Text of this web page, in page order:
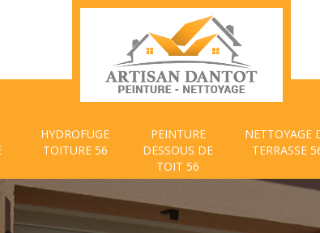
HYDROFUGE
TOITURE 56
PEINTURE
DESSOUS DE
TOIT 56
NETTOYAGE
TERRASSE